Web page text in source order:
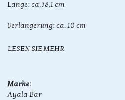
Länge: ca. 38,1 cm
Verlängerung: ca. 10 cm
LESEN SIE MEHR
Marke:
Ayala Bar